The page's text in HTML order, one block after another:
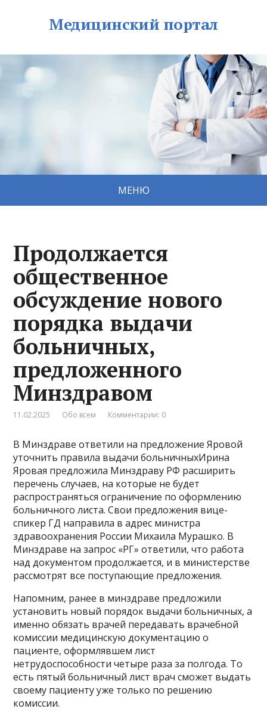
Медицинский портал
МЕНЮ
Продолжается
общественное
обсуждение нового
порядка выдачи
больничных,
предложенного
Минздравом
11.02.2025 Обо всем Комментарии: 0
В Минздраве ответили на предложение Яровой
уточнить правила выдачи больничныхИрина
Яровая предложила Минздраву РФ расширить
перечень случаев, на которые не будет
распространяться ограничение по оформлению
больничного листа. Свои предложения вице-
спикер ГД направила в адрес министра
здравоохранения России Михаила Мурашко. В
Минздраве на запрос «РГ» ответили, что работа
над документом продолжается, и в министерстве
рассмотрят все поступающие предложения.
Напомним, ранее в минздраве предложили
установить новый порядок выдачи больничных, а
именно обязать врачей передавать врачебной
комиссии медицинскую документацию о
пациенте, оформлявшем лист
нетрудоспособности четыре раза за полгода. То
есть пятый больничный лист врач сможет выдать
своему пациенту уже только по решению
комиссии.